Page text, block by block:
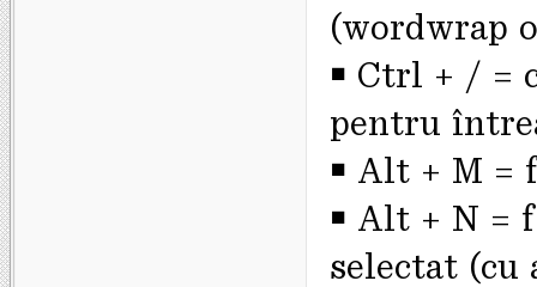
(wordwrap
￭ Ctrl + / =
pentru
￭ Alt + M =
￭ Alt + N =
selectat (cu